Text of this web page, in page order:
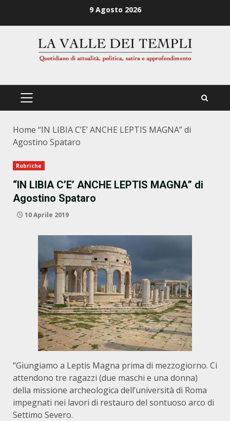
9 Agosto 2026
PRIMÄRES
Home “IN LIBIA C’E’ ANCHE LEPTIS MAGNA” di
Agostino Spataro
Rubriche
“IN LIBIA C’E’ ANCHE LEPTIS MAGNA” di
Agostino Spataro
10 Aprile 2019
“Giungiamo a Leptis Magna prima di mezzogiorno. Ci
atten­dono tre ragazzi (due maschi e una donna)
della missione archeo­logica dell’università di Roma
impegnati nei lavori di restauro del sontuoso arco di
Settimo Severo.